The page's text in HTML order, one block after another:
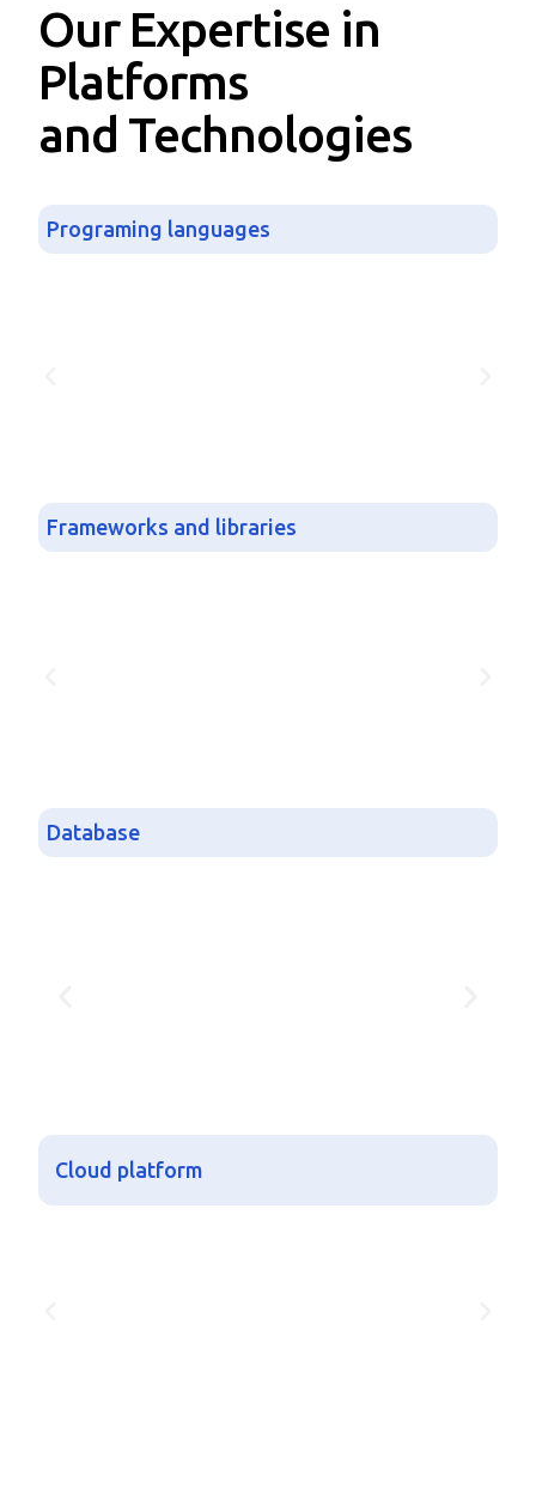
Our Expertise in
Platforms
and Technologies
Programing languages
Frameworks and libraries
Database
Cloud platform